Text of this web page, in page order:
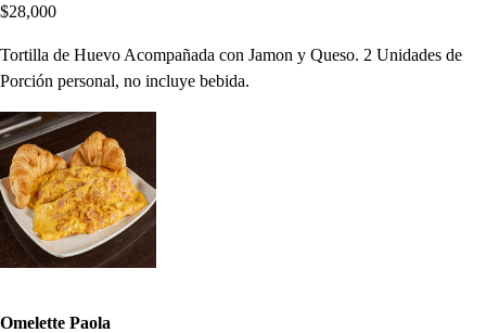
$28,000
Tortilla de Huevo Acompañada con Jamon y Queso. 2 Unidades de
Porción personal, no incluye bebida.
Omelette Paola